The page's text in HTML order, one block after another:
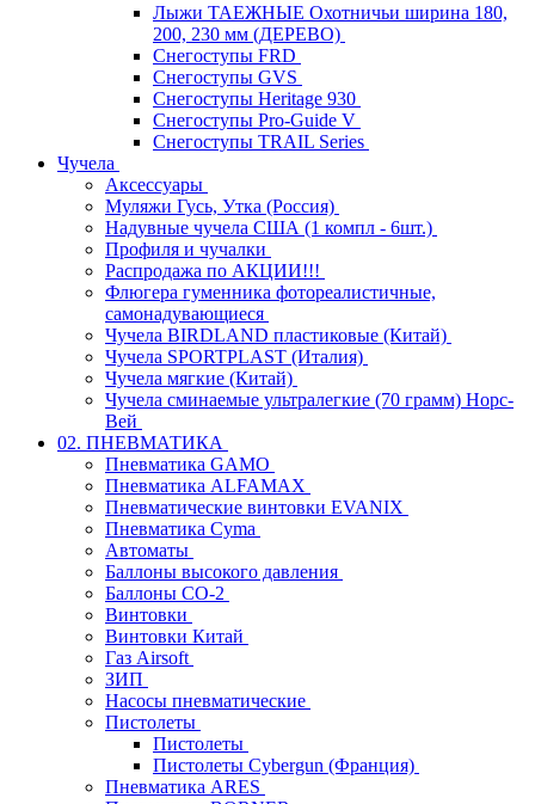
Лыжи ТАЕЖНЫЕ Охотничьи ширина 180,
200, 230 мм (ДЕРЕВО)
Снегоступы FRD
Снегоступы GVS
Снегоступы Heritage 930
Снегоступы Pro-Guide V
Снегоступы TRAIL Series
Чучела
Аксессуары
Муляжи Гусь, Утка (Россия)
Надувные чучела США (1 компл - 6шт.)
Профиля и чучалки
Распродажа по АКЦИИ!!!
Флюгера гуменника фотореалистичные,
самонадувающиеся
Чучела BIRDLAND пластиковые (Китай)
Чучела SPORTPLAST (Италия)
Чучела мягкие (Китай)
Чучела сминаемые ультралегкие (70 грамм) Норс-
Вей
02. ПНЕВМАТИКА
Пневматика GAMO
Пневматика ALFAMAX
Пневматические винтовки EVANIX
Пневматика Cyma
Автоматы
Баллоны высокого давления
Баллоны СО-2
Винтовки
Винтовки Китай
Газ Airsoft
ЗИП
Насосы пневматические
Пистолеты
Пистолеты
Пистолеты Cybergun (Франция)
Пневматика ARES